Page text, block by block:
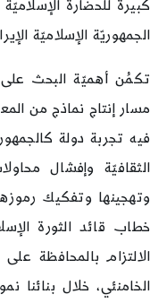
كبيرة للحضارة
الجمهوريّة الإسلاميّة
تكمُن أهميّة البحث
مسار إنتاج نماذج من
فيه تجربة دولة
الثقافيّة وإفشال
وتهجينها وتفكيك
خطاب قائد الثورة
الالتزام بالمحافظة
الخامنئي، خلال بنائنا